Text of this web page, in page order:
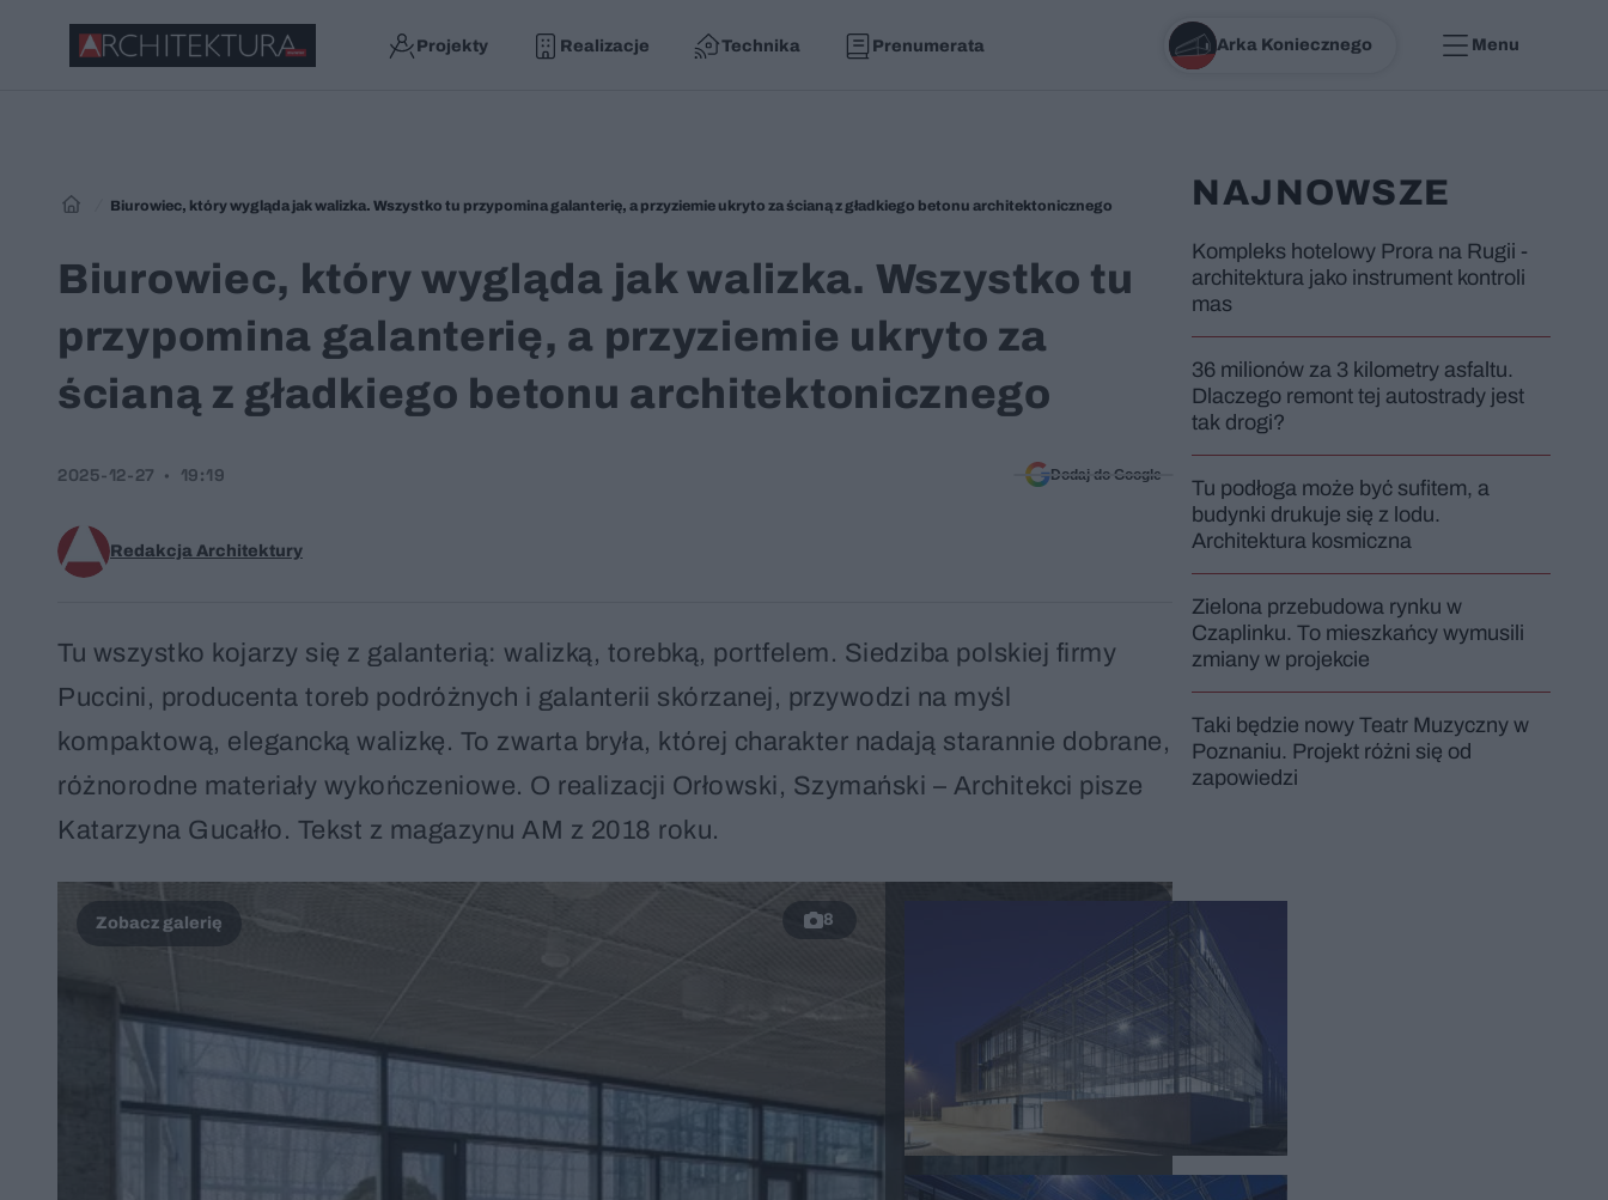
Projekty Realizacje Technika Prenumerata Arka Koniecznego Menu
Biurowiec, który wygląda jak walizka. Wszystko tu przypomina galanterię, a przyziemie ukryto za ścianą z gładkiego betonu architektonicznego
Biurowiec, który wygląda jak walizka. Wszystko tu
przypomina galanterię, a przyziemie ukryto za
ścianą z gładkiego betonu architektonicznego
Redakcja Architektury
2025-12-27 19:19 Dodaj do Google
Tu wszystko kojarzy się z galanterią: walizką, torebką, portfelem. Siedziba polskiej firmy
Puccini, producenta toreb podróżnych i galanterii skórzanej, przywodzi na myśl
kompaktową, elegancką walizkę. To zwarta bryła, której charakter nadają starannie dobrane,
różnorodne materiały wykończeniowe. O realizacji Orłowski, Szymański – Architekci pisze
Katarzyna Gucałło. Tekst z magazynu AM z 2018 roku.
8
NAJNOWSZE
Kompleks hotelowy Prora na Rugii -
architektura jako instrument kontroli
mas
36 milionów za 3 kilometry asfaltu.
Dlaczego remont tej autostrady jest
tak drogi?
Tu podłoga może być sufitem, a
budynki drukuje się z lodu.
Architektura kosmiczna
Zielona przebudowa rynku w
Czaplinku. To mieszkańcy wymusili
zmiany w projekcie
Taki będzie nowy Teatr Muzyczny w
Poznaniu. Projekt różni się od
zapowiedzi